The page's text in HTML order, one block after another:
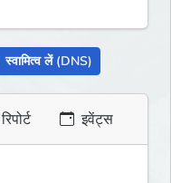
स्वामित्व लें (DNS)
रिपोर्ट इवेंट्स